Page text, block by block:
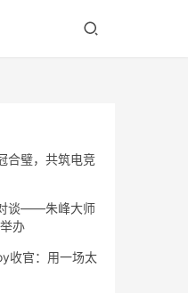
合璧，共筑电竞
谈——朱峰大师
办
收官：用一场太